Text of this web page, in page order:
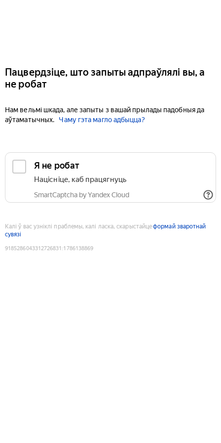
Пацвердзіце, што запыты адпраўлялі вы, а
не робат
Нам вельмі шкада, але запыты з вашай прылады падобныя да
аўтаматычных.
Чаму гэта магло адбыцца?
Я не робат
Націсніце, каб працягнуць
SmartCaptcha by Yandex Cloud
Калі ў вас узніклі праблемы, калі ласка, скарыстайцеформай зваротнай
сувязі
9185286043312726831 :1786138869